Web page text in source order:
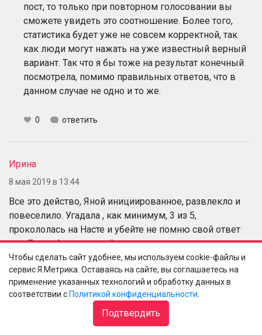
пост, то только при повторном голосовании вы
сможете увидеть это соотношение. Более того,
статистика будет уже не совсем корректной, так
как люди могут нажать на уже известный верный
вариант. Так что я бы тоже на результат конечный
посмотрела, помимо правильных ответов, что в
данном случае не одно и то же.
0 ответить
Ирина
8 мая 2019 в 13:44
Все это действо, Яной инициированное, развлекло и
повеселило. Угадала , как минимум, 3 из 5,
прокололась на Насте и убейте не помню свой ответ
для Лизы. А потому действительно на таких опросах
было бы здорово ответы персонально фиксировать.
То, что Ленинградская легендарна, для меня
откровение. Вот правда.
Чтобы сделать сайт удобнее, мы используем cookie-файлы и
сервис Я.Метрика. Оставаясь на сайте, вы соглашаетесь на
применение указанных технологий и обработку данных в
соответствии с Политикой конфиденциальности
Подтвердить